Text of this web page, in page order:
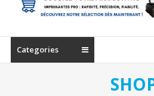
ligne
matériel
informatique
Categories